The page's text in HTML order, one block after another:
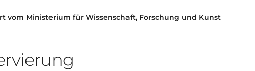
vom Ministerium für Wissenschaft, Forschung und Kunst